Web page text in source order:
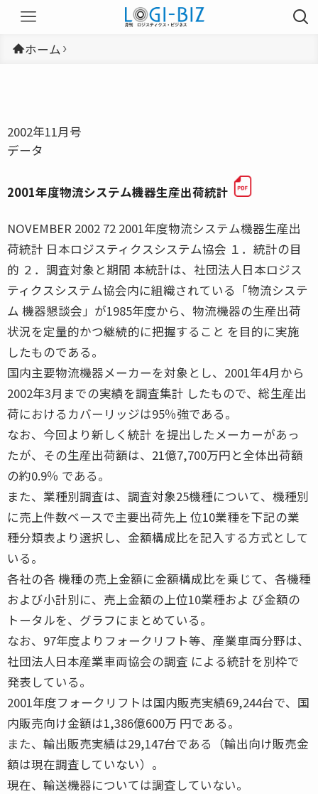
ホーム
2002年11月号
データ
2001年度物流システム機器生産出荷統計
NOVEMBER 2002 72 2001年度物流システム機器生産出
荷統計 日本ロジスティクスシステム協会 １．統計の目
的 ２．調査対象と期間 本統計は、社団法人日本ロジス
ティクスシステム協会内に組織されている「物流システ
ム 機器懇談会」が1985年度から、物流機器の生産出荷
状況を定量的かつ継続的に把握すること を目的に実施
したものである。
国内主要物流機器メーカーを対象とし、2001年4月から
2002年3月までの実績を調査集計 したもので、総生産出
荷におけるカバーリッジは95％強である。
なお、今回より新しく統計 を提出したメーカーがあっ
たが、その生産出荷額は、21億7,700万円と全体出荷額
の約0.9％ である。
また、業種別調査は、調査対象25機種について、機種別
に売上件数ベースで主要出荷先上 位10業種を下記の業
種分類表より選択し、金額構成比を記入する方式として
いる。
各社の各 機種の売上金額に金額構成比を乗じて、各機種
および小計別に、売上金額の上位10業種およ び金額の
トータルを、グラフにまとめている。
なお、97年度よりフォークリフト等、産業車両分野は、
社団法人日本産業車両協会の調査 による統計を別枠で
発表している。
2001年度フォークリフトは国内販売実績69,244台で、国
内販売向け金額は1,386億600万 円である。
また、輸出販売実績は29,147台である（輸出向け販売金
額は現在調査していない）。
現在、輸送機器については調査していない。